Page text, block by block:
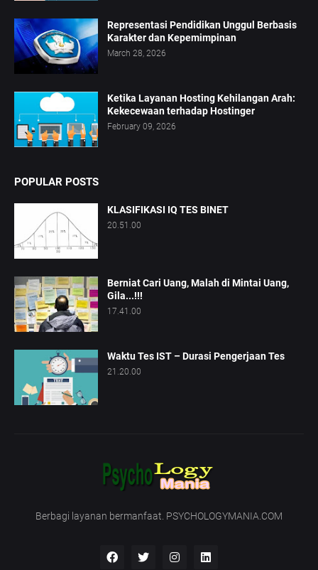
Representasi Pendidikan Unggul Berbasis
Karakter dan Kepemimpinan
March 28, 2026
Ketika Layanan Hosting Kehilangan Arah:
Kekecewaan terhadap Hostinger
February 09, 2026
POPULAR POSTS
KLASIFIKASI IQ TES BINET
20.51.00
Berniat Cari Uang, Malah di Mintai Uang,
Gila...!!!
17.41.00
Waktu Tes IST – Durasi Pengerjaan Tes
21.20.00
Berbagi layanan bermanfaat. PSYCHOLOGYMANIA.COM